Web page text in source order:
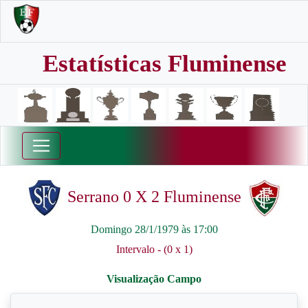
Estatísticas Fluminense
Serrano 0 X 2 Fluminense
Domingo 28/1/1979 às 17:00
Intervalo - (0 x 1)